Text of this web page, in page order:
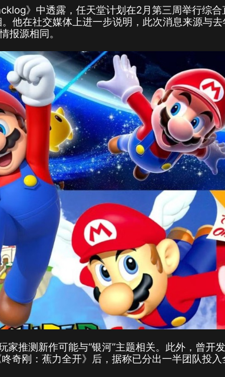
》中透露，任天堂计划在2月第三周举行综合
他在社交媒体上进一步说明，此次消息来源与
报源相同。
推测新作可能与“银河”主题相关。此外，曾开
奇刚：蕉力全开》后，据称已分出一半团队投入